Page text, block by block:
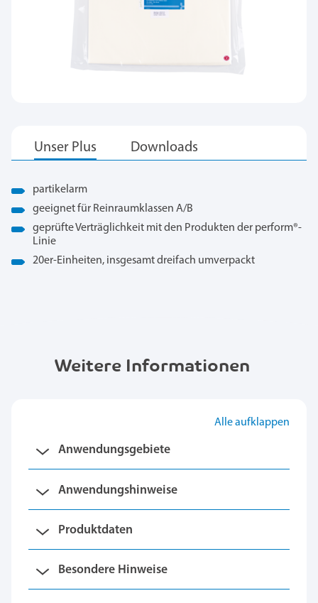
partikelarm
geeignet für Reinraumklassen A/B
geprüfte Verträglichkeit mit den Produkten der perform®-
Linie
20er-Einheiten, insgesamt dreifach umverpackt
Weitere Informationen
Alle aufklappen
Anwendungsgebiete
Anwendungshinweise
Produktdaten
Besondere Hinweise